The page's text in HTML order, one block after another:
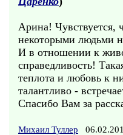
Арина! Чувствуется,
некоторыми людьми
И в отношении к
справедливость!
теплота и любовь к
талантливо -
Спасибо Вам за
Михаил Туллер